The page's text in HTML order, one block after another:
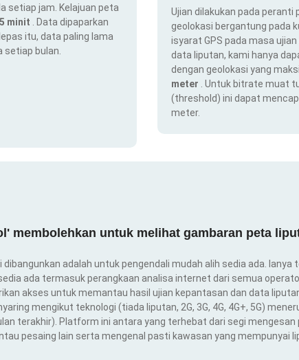
setiap jam. Kelajuan peta
minit
. Data dipaparkan
itu, data paling lama
setiap bulan.
Ujian dilakukan pada peranti
geolokasi bergantung pada
isyarat GPS pada masa
data liputan, kami hanya
dengan geolokasi yang
meter
. Untuk bitrate muat
(threshold) ini dapat
meter.
membolehkan untuk melihat gambaran peta
adalah untuk pengendali mudah alih sedia ada. Ianya
ada termasuk perangkaan analisa internet dari semua
akses untuk memantau hasil ujian kepantasan dan data
mengikut teknologi (tiada liputan, 2G, 3G, 4G, 4G+, 5G)
terakhir). Platform ini antara yang terhebat dari segi mengesan
pesaing lain serta mengenal pasti kawasan yang mempunyai